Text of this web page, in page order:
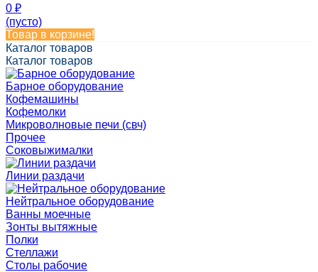
0 ₽
(пусто)
Товар в корзине!
Каталог товаров
Каталог товаров
Барное оборудование
Кофемашины
Кофемолки
Микроволновые печи (свч)
Прочее
Соковыжималки
Линии раздачи
Нейтральное оборудование
Ванны моечные
Зонты вытяжные
Полки
Стеллажи
Столы рабочие